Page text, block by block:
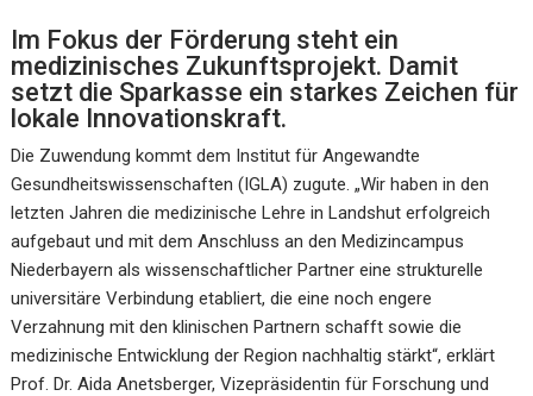
Im Fokus der Förderung steht ein
medizinisches Zukunftsprojekt. Damit
setzt die Sparkasse ein starkes Zeichen für
lokale Innovationskraft.
Die Zuwendung kommt dem Institut für Angewandte
Gesundheitswissenschaften (IGLA) zugute. „Wir haben in den
letzten Jahren die medizinische Lehre in Landshut erfolgreich
aufgebaut und mit dem Anschluss an den Medizincampus
Niederbayern als wissenschaftlicher Partner eine strukturelle
universitäre Verbindung etabliert, die eine noch engere
Verzahnung mit den klinischen Partnern schafft sowie die
medizinische Entwicklung der Region nachhaltig stärkt“, erklärt
Prof. Dr. Aida Anetsberger, Vizepräsidentin für Forschung und